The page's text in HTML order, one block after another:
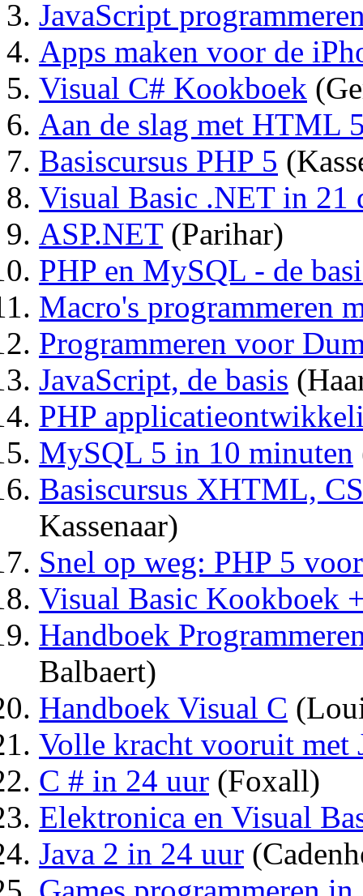
JavaScript
Apps maken voor de
Visual C# Kookboek
Aan de slag met HTML
Basiscursus PHP 5
Visual Basic .NET in 21
ASP.NET(Parihar)
PHP en MySQL - de
Macro's programmeren
Programmeren voor
JavaScript, de basis
PHP
MySQL 5 in 10 minuten
Basiscursus XHTML,
Kassenaar)
Snel op weg: PHP 5
Visual Basic Kookboek
Handboek
Balbaert)
Handboek Visual C
Volle kracht vooruit met
C # in 24 uur (Foxall)
Elektronica en Visual
Java 2 in 24 uur